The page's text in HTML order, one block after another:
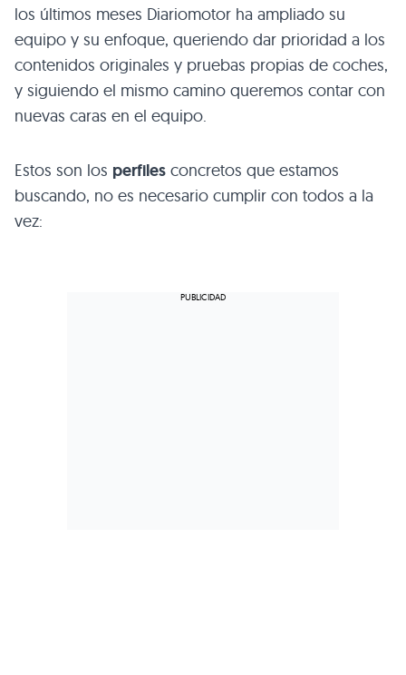
los últimos meses Diariomotor ha ampliado su
equipo y su enfoque, queriendo dar prioridad a los
contenidos originales y pruebas propias de coches,
y siguiendo el mismo camino queremos contar con
nuevas caras en el equipo.
Estos son los perfiles concretos que estamos
buscando, no es necesario cumplir con todos a la
vez: